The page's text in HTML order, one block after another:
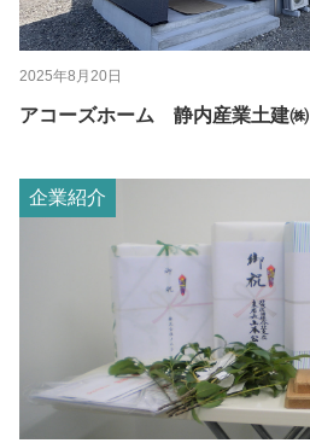
2025年8月20日
アコーズホーム 静内産業土建㈱
企業紹介